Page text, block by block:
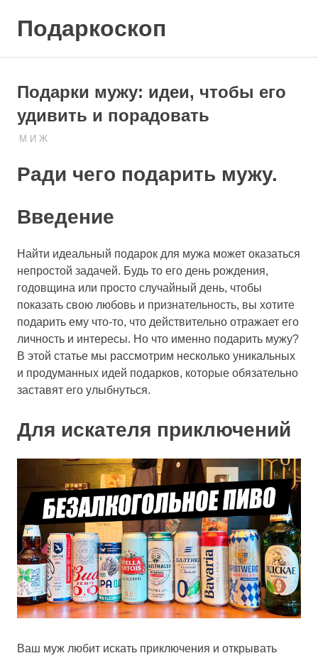
Подаркоскоп
подарить
Подарки мужу: идеи, чтобы его
удивить и порадовать
20.10.2023
ПОДАРЧЕК
М И Ж
Ради чего подарить мужу.
Введение
Найти идеальный подарок для мужа может оказаться
непростой задачей. Будь то его день рождения,
годовщина или просто случайный день, чтобы
показать свою любовь и признательность, вы хотите
подарить ему что-то, что действительно отражает его
личность и интересы. Но что именно подарить мужу?
В этой статье мы рассмотрим несколько уникальных
и продуманных идей подарков, которые обязательно
заставят его улыбнуться.
Для искателя приключений
Ваш муж любит искать приключения и открывать